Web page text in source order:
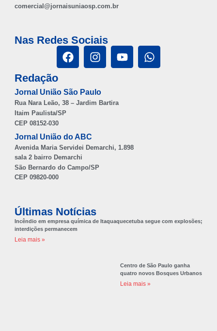
comercial@jornaisuniaosp.com.br
Nas Redes Sociais
Redação
Jornal União São Paulo
Rua Nara Leão, 38 – Jardim Bartira
Itaim Paulista/SP
CEP 08152-030
Jornal União do ABC
Avenida Maria Servidei Demarchi, 1.898
sala 2 bairro Demarchi
São Bernardo do Campo/SP
CEP 09820-000
Últimas Notícias
Incêndio em empresa química de Itaquaquecetuba segue com explosões;
interdições permanecem
Leia mais »
Centro de São Paulo ganha
quatro novos Bosques Urbanos
Leia mais »